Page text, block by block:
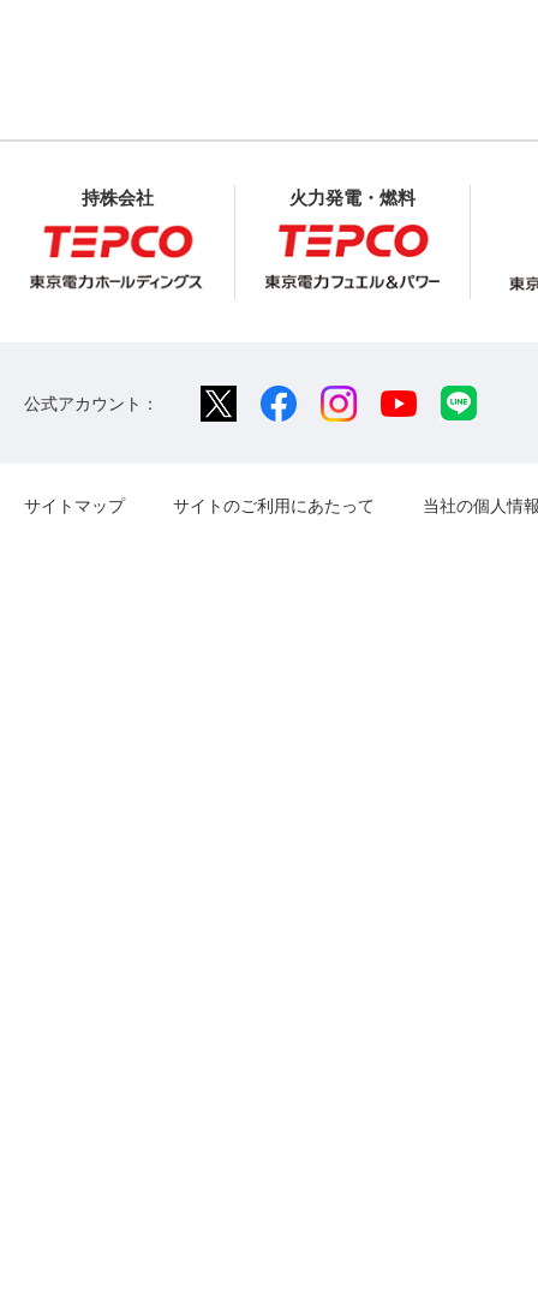
持株会社 火力発電・燃料
公式アカウント：
サイトマップ サイトのご利用にあたって 当社の個人情